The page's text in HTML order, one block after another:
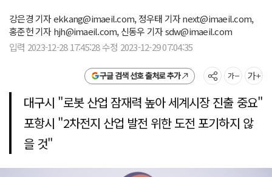
강은경 기자ekkang@imaeil.com,정우태 기자next@imaeil.com,
홍준헌 기자hjh@imaeil.com,신동우 기자sdw@imaeil.com
입력 2023-12-28 17:45:28 수정 2023-12-29 07:04:35
구글 검색 선호 출처로 추가
대구시 "로봇 산업 잠재력 높아 세계시장 진출 중요"
포항시 "2차전지 산업 발전 위한 도전 포기하지 않
을 것"